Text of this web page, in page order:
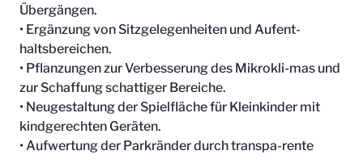
Übergängen.
• Ergänzung von Sitzgelegenheiten und Aufent-
haltsbereichen.
• Pflanzungen zur Verbesserung des Mikrokli-mas und
zur Schaffung schattiger Bereiche.
• Neugestaltung der Spielfläche für Kleinkinder mit
kindgerechten Geräten.
• Aufwertung der Parkränder durch transpa-rente